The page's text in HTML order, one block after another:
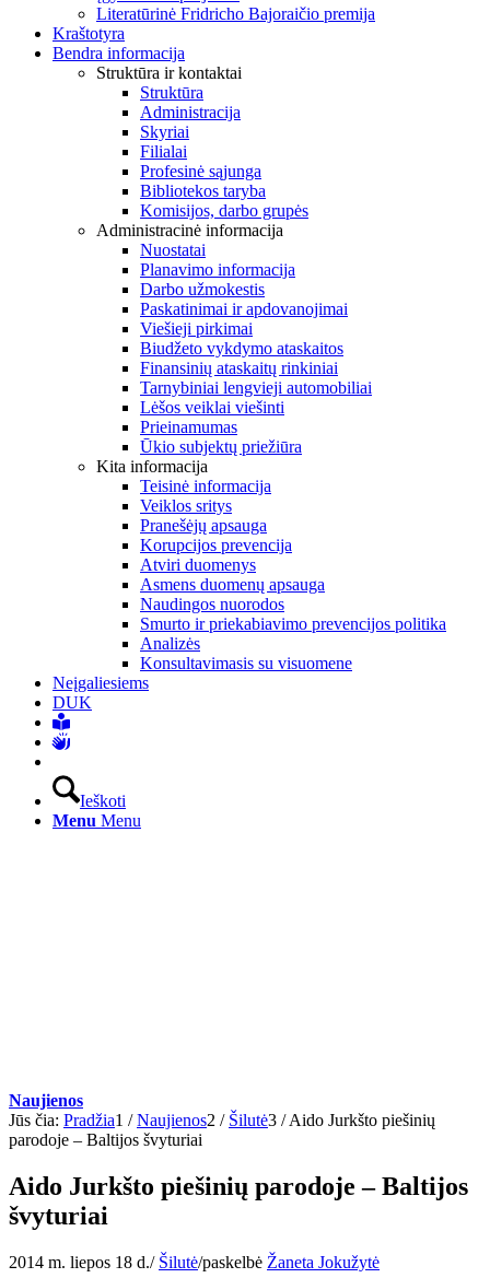
Literatūrinė Fridricho Bajoraičio premija
Kraštotyra
Bendra informacija
Struktūra ir kontaktai
Struktūra
Administracija
Skyriai
Filialai
Profesinė sąjunga
Bibliotekos taryba
Komisijos, darbo grupės
Administracinė informacija
Nuostatai
Planavimo informacija
Darbo užmokestis
Paskatinimai ir apdovanojimai
Viešieji pirkimai
Biudžeto vykdymo ataskaitos
Finansinių ataskaitų rinkiniai
Tarnybiniai lengvieji automobiliai
Lėšos veiklai viešinti
Prieinamumas
Ūkio subjektų priežiūra
Kita informacija
Teisinė informacija
Veiklos sritys
Pranešėjų apsauga
Korupcijos prevencija
Atviri duomenys
Asmens duomenų apsauga
Naudingos nuorodos
Smurto ir priekabiavimo prevencijos politika
Analizės
Konsultavimasis su visuomene
Neįgaliesiems
DUK
Ieškoti
Menu Menu
Naujienos
Jūs čia: Pradžia1 / Naujienos2 / Šilutė3 / Aido Jurkšto piešinių
parodoje – Baltijos švyturiai
Aido Jurkšto piešinių parodoje – Baltijos
švyturiai
2014 m. liepos 18 d./ Šilutė/paskelbė Žaneta Jokužytė